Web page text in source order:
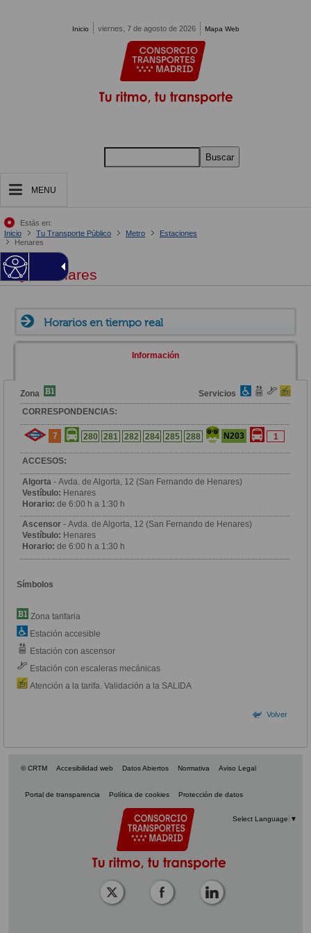
Inicio viernes, 7 de agosto de 2026 Mapa Web
Buscar
MENU
Estás en:
Inicio
Tu Transporte Público Metro
Estaciones
Henares
Henares
Horarios en tiempo real
Información
Zona
Servicios
CORRESPONDENCIAS:
7 280 281 282 284 285 288 N203 1
ACCESOS:
Algorta - Avda. de Algorta, 12 (San Fernando de Henares)
Vestíbulo: Henares
Horario: de 6:00 h a 1:30 h
Ascensor - Avda. de Algorta, 12 (San Fernando de Henares)
Vestíbulo: Henares
Horario: de 6:00 h a 1:30 h
Símbolos
Zona tarifaria
Estación accesible
Estación con ascensor
Estación con escaleras mecánicas
Atención a la tarifa. Validación a la SALIDA
Volver
© CRTM Accesibilidad web Datos Abiertos Normativa Aviso Legal
Portal de transparencia Política de cookies Protección de datos
Select Language ▼